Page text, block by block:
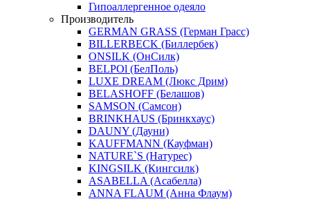
Гипоаллергенное одеяло
Производитель
GERMAN GRASS (Герман Грасс)
BILLERBECK (Биллербек)
ONSILK (ОнСилк)
BELPOl (БелПоль)
LUXE DREAM (Люкс Дрим)
BELASHOFF (Белашов)
SAMSON (Самсон)
BRINKHAUS (Бринкхаус)
DAUNY (Дауни)
KAUFFMANN (Кауфман)
NATURE`S (Натурес)
KINGSILK (Кингсилк)
ASABELLA (Асабелла)
ANNA FLAUM (Анна Флаум)